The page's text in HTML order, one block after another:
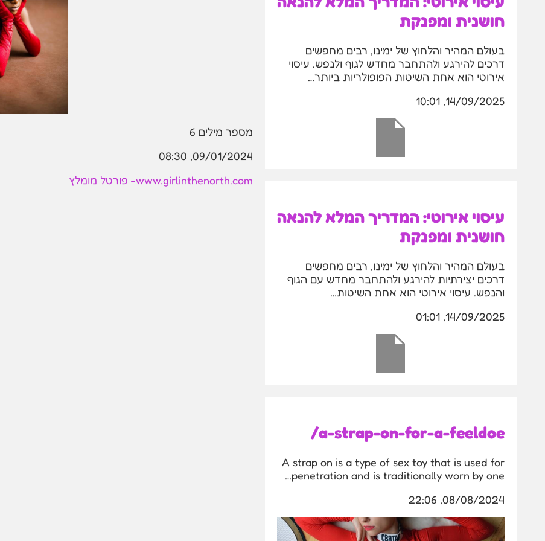
מספר מילים 6
09/01/2024, 08:30
www.girlinthenorth.com- פורטל מומלץ
חושנית ומפנקת
בעולם המהיר והלחוץ של ימינו, רבים מחפשים
דרכים להירגע ולהתחבר מחדש לגוף ולנפש. עיסוי
אירוטי הוא אחת השיטות הפופולריות ביותר…
14/09/2025, 10:01
עיסוי אירוטי: המדריך המלא להנאה
חושנית ומפנקת
בעולם המהיר והלחוץ של ימינו, רבים מחפשים
דרכים יצירתיות להירגע ולהתחבר מחדש עם הגוף
והנפש. עיסוי אירוטי הוא אחת השיטות…
14/09/2025, 01:01
a-strap-on-for-a-feeldoe/
A strap on is a type of sex toy that is used for
penetration and is traditionally worn by one…
08/08/2024, 22:06